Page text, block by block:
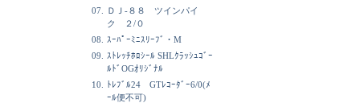
07.
ＤＪ-８８ ツインパイ
ク ２/０
08.
ｽｰﾊﾟｰﾐﾆｽﾘｰﾌﾞ・M
09.
ｽﾄﾚｯﾁﾎﾛｼｰﾙ SHLｸﾗｯｼｭｺﾞｰ
ﾙﾄﾞOGｵﾘｼﾞﾅﾙ
10.
ﾄﾚﾌﾞﾙ24 GTﾚｺｰﾀﾞｰ6/0(ﾒ
ｰﾙ便不可)